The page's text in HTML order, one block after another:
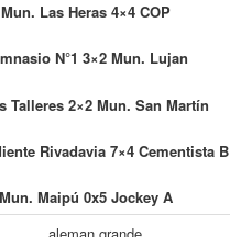
Mun. Las Heras 4×4 COP
N°1 3×2 Mun. Lujan
Talleres 2×2 Mun. San Martín
Rivadavia 7×4 Cementista B
Mun. Maipú 0x5 Jockey A